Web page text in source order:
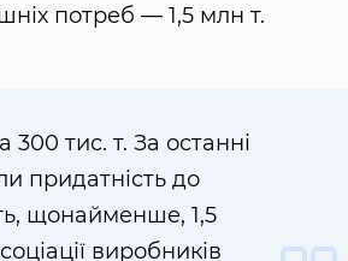
потреб — 1,5 млн т.
300 тис. т. За останні
придатність до
щонайменше, 1,5
виробників